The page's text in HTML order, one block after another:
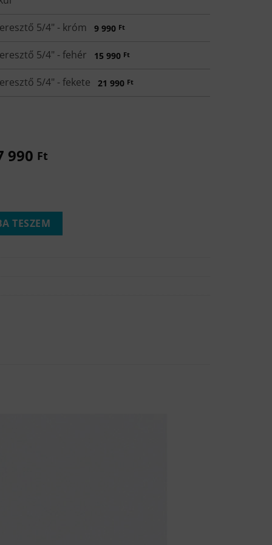
Click/clack mosdó leeresztő 5/4" - króm 9 990 Ft
Click/clack mosdó leeresztő 5/4" - fehér 15 990 Ft
Click/clack mosdó leeresztő 5/4" - fekete 21 990 Ft
990 Ft
TESZEM